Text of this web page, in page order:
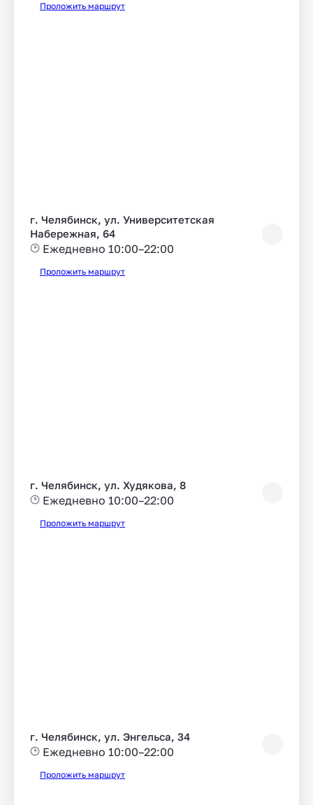
Проложить маршрут
г. Челябинск, ул. Университетская
Набережная, 64
Ежедневно 10:00–22:00
Проложить маршрут
г. Челябинск, ул. Худякова, 8
Ежедневно 10:00–22:00
Проложить маршрут
г. Челябинск, ул. Энгельса, 34
Ежедневно 10:00–22:00
Проложить маршрут